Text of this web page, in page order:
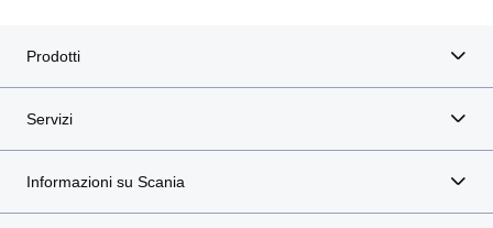
Prodotti
Servizi
Informazioni su Scania